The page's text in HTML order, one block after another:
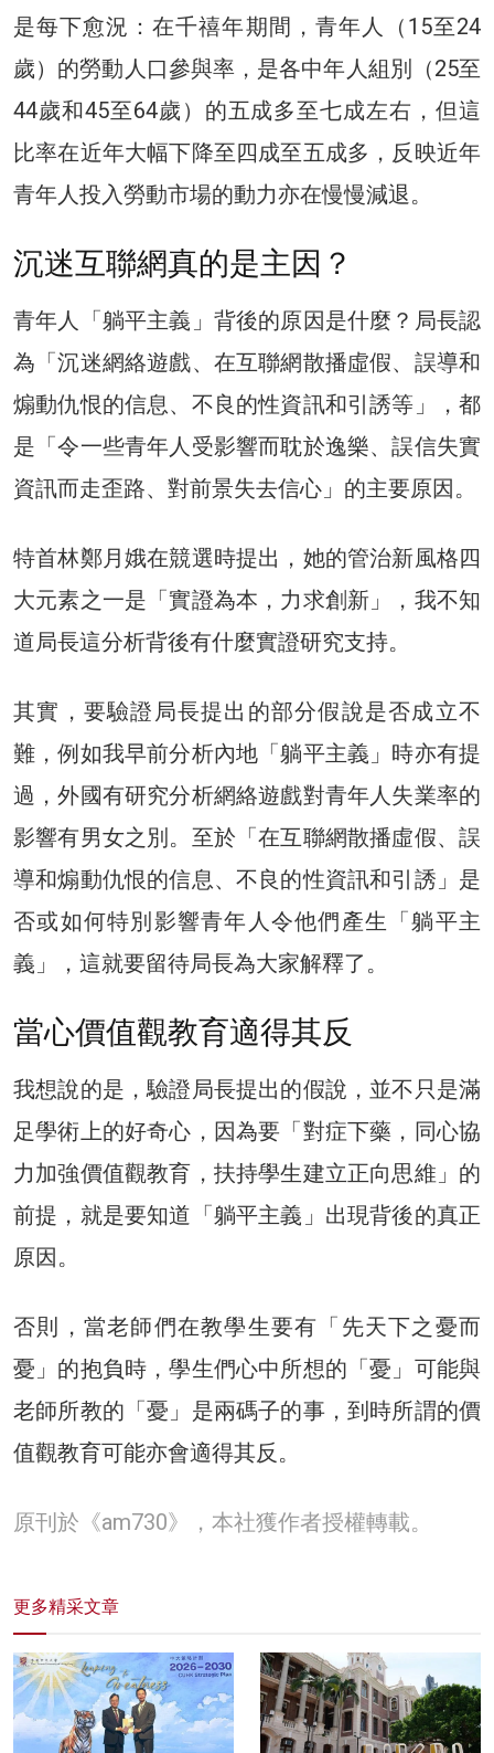
是每下愈況：在千禧年期間，青年人（15至24
歲）的勞動人口參與率，是各中年人組別（25至
44歲和45至64歲）的五成多至七成左右，但這
比率在近年大幅下降至四成至五成多，反映近年
青年人投入勞動市場的動力亦在慢慢減退。
沉迷互聯網真的是主因？
青年人「躺平主義」背後的原因是什麼？局長認
為「沉迷網絡遊戲、在互聯網散播虛假、誤導和
煽動仇恨的信息、不良的性資訊和引誘等」，都
是「令一些青年人受影響而耽於逸樂、誤信失實
資訊而走歪路、對前景失去信心」的主要原因。
特首林鄭月娥在競選時提出，她的管治新風格四
大元素之一是「實證為本，力求創新」，我不知
道局長這分析背後有什麼實證研究支持。
其實，要驗證局長提出的部分假說是否成立不
難，例如我早前分析內地「躺平主義」時亦有提
過，外國有研究分析網絡遊戲對青年人失業率的
影響有男女之別。至於「在互聯網散播虛假、誤
導和煽動仇恨的信息、不良的性資訊和引誘」是
否或如何特別影響青年人令他們產生「躺平主
義」，這就要留待局長為大家解釋了。
當心價值觀教育適得其反
我想說的是，驗證局長提出的假說，並不只是滿
足學術上的好奇心，因為要「對症下藥，同心協
力加強價值觀教育，扶持學生建立正向思維」的
前提，就是要知道「躺平主義」出現背後的真正
原因。
否則，當老師們在教學生要有「先天下之憂而
憂」的抱負時，學生們心中所想的「憂」可能與
老師所教的「憂」是兩碼子的事，到時所謂的價
值觀教育可能亦會適得其反。
原刊於《am730》，本社獲作者授權轉載。
更多精采文章